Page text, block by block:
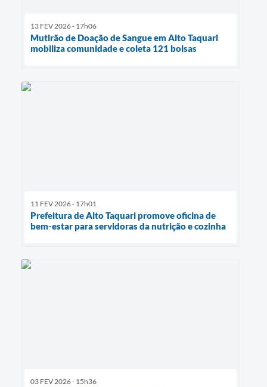
13 FEV 2026 - 17h06
Mutirão de Doação de Sangue em Alto Taquari
mobiliza comunidade e coleta 121 bolsas
11 FEV 2026 - 17h01
Prefeitura de Alto Taquari promove oficina de
bem-estar para servidoras da nutrição e cozinha
03 FEV 2026 - 15h36